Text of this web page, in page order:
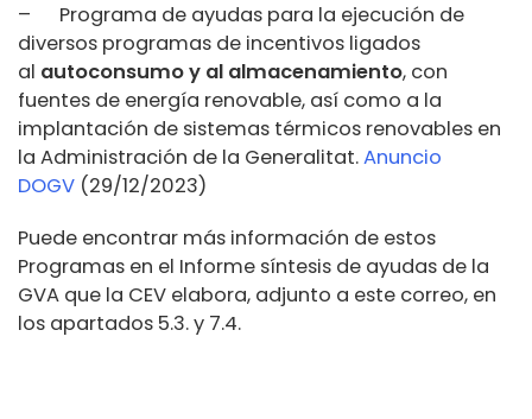
– Programa de ayudas para la ejecución de
diversos programas de incentivos ligados
al autoconsumo y al almacenamiento, con
fuentes de energía renovable, así como a la
implantación de sistemas térmicos renovables en
la Administración de la Generalitat.Anuncio
DOGV (29/12/2023)
Puede encontrar más información de estos
Programas en el Informe síntesis de ayudas de la
GVA que la CEV elabora, adjunto a este correo, en
los apartados 5.3. y 7.4.